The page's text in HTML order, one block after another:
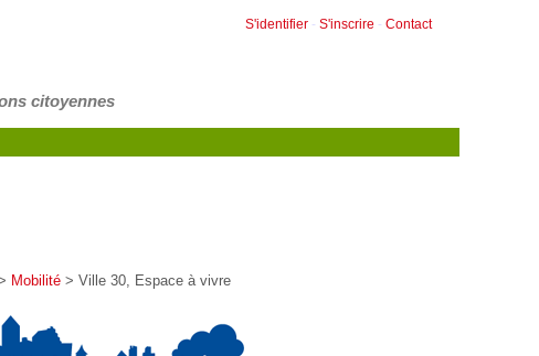
S'identifier - S'inscrire - Contact
citoyennes
Mobilité > Ville 30, Espace à vivre